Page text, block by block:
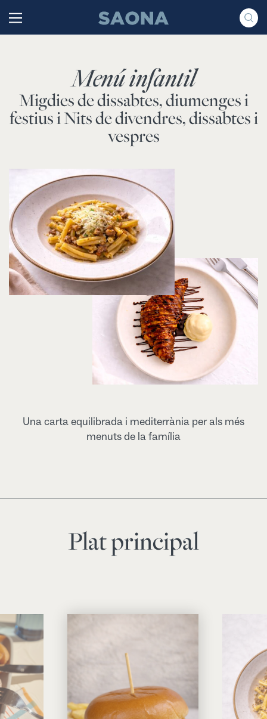
Grupo Saona
Menú infantil
Migdies de dissabtes, diumenges i
festius i Nits de divendres, dissabtes i
vespres
Una carta equilibrada i mediterrània per als més
menuts de la família
Plat principal